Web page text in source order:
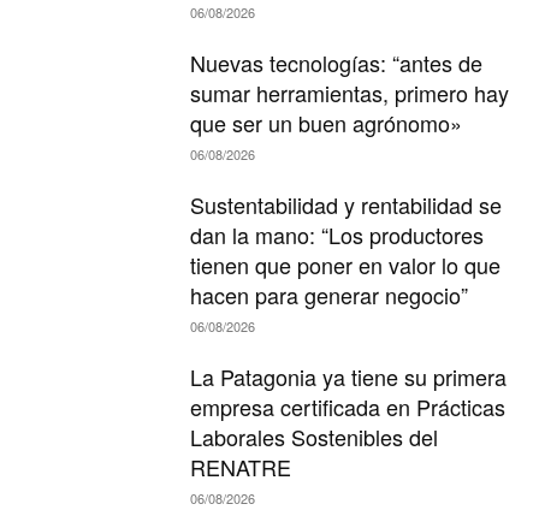
06/08/2026
Nuevas tecnologías: “antes de
sumar herramientas, primero hay
que ser un buen agrónomo»
06/08/2026
Sustentabilidad y rentabilidad se
dan la mano: “Los productores
tienen que poner en valor lo que
hacen para generar negocio”
06/08/2026
La Patagonia ya tiene su primera
empresa certificada en Prácticas
Laborales Sostenibles del
RENATRE
06/08/2026